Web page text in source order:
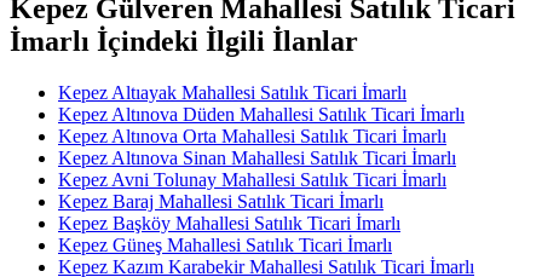
Kepez Gülveren Mahallesi Satılık Ticari
İmarlı İçindeki İlgili İlanlar
Kepez Altıayak Mahallesi Satılık Ticari İmarlı
Kepez Altınova Düden Mahallesi Satılık Ticari İmarlı
Kepez Altınova Orta Mahallesi Satılık Ticari İmarlı
Kepez Altınova Sinan Mahallesi Satılık Ticari İmarlı
Kepez Avni Tolunay Mahallesi Satılık Ticari İmarlı
Kepez Baraj Mahallesi Satılık Ticari İmarlı
Kepez Başköy Mahallesi Satılık Ticari İmarlı
Kepez Güneş Mahallesi Satılık Ticari İmarlı
Kepez Kazım Karabekir Mahallesi Satılık Ticari İmarlı